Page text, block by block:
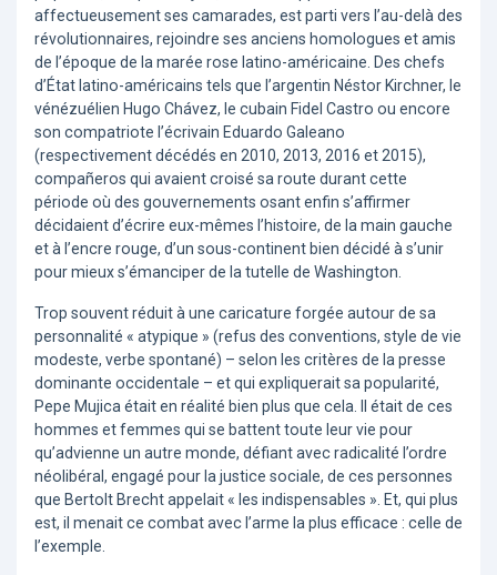
affectueusement ses camarades, est parti vers l’au-delà des
révolutionnaires, rejoindre ses anciens homologues et amis
de l’époque de la marée rose latino-américaine. Des chefs
d’État latino-américains tels que l’argentin Néstor Kirchner, le
vénézuélien Hugo Chávez, le cubain Fidel Castro ou encore
son compatriote l’écrivain Eduardo Galeano
(respectivement décédés en 2010, 2013, 2016 et 2015),
compañeros qui avaient croisé sa route durant cette
période où des gouvernements osant enfin s’affirmer
décidaient d’écrire eux-mêmes l’histoire, de la main gauche
et à l’encre rouge, d’un sous-continent bien décidé à s’unir
pour mieux s’émanciper de la tutelle de Washington.
Trop souvent réduit à une caricature forgée autour de sa
personnalité « atypique » (refus des conventions, style de vie
modeste, verbe spontané) – selon les critères de la presse
dominante occidentale – et qui expliquerait sa popularité,
Pepe Mujica était en réalité bien plus que cela. Il était de ces
hommes et femmes qui se battent toute leur vie pour
qu’advienne un autre monde, défiant avec radicalité l’ordre
néolibéral, engagé pour la justice sociale, de ces personnes
que Bertolt Brecht appelait « les indispensables ». Et, qui plus
est, il menait ce combat avec l’arme la plus efficace : celle de
l’exemple.